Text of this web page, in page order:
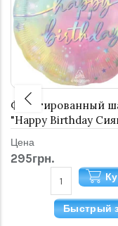
Фольгированный
"Happy Birthday
Цена
295грн.
Быстрый